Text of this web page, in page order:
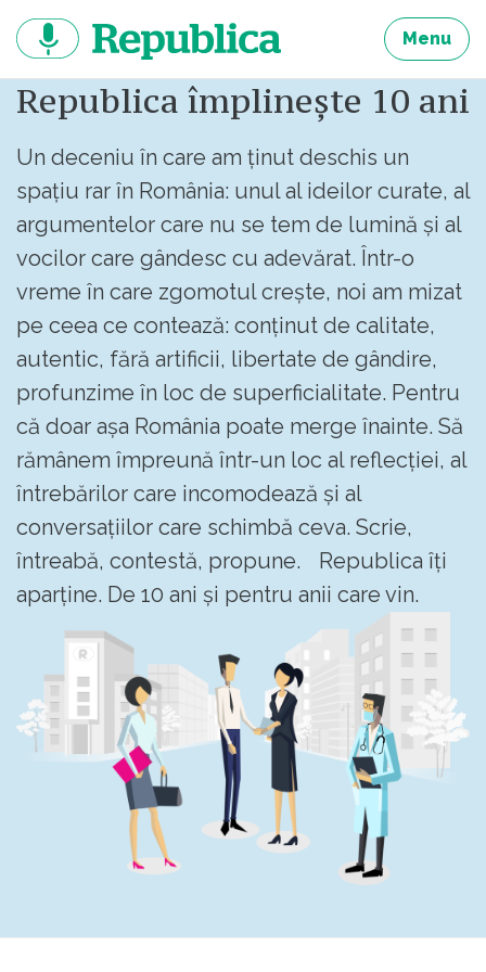
continut
Menu
Republica împlinește 10 ani
Un deceniu în care am ținut deschis un
spațiu rar în România: unul al ideilor curate, al
argumentelor care nu se tem de lumină și al
vocilor care gândesc cu adevărat. Într-o
vreme în care zgomotul crește, noi am mizat
pe ceea ce contează: conținut de calitate,
autentic, fără artificii, libertate de gândire,
profunzime în loc de superficialitate. Pentru
că doar așa România poate merge înainte. Să
rămânem împreună într-un loc al reflecției, al
întrebărilor care incomodează și al
conversațiilor care schimbă ceva. Scrie,
întreabă, contestă, propune. Republica îți
aparține. De 10 ani și pentru anii care vin.